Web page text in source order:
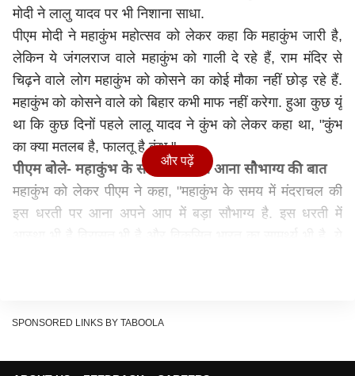
मोदी ने लालु यादव पर भी निशाना साधा.
पीएम मोदी ने महाकुंभ महोत्सव को लेकर कहा कि महाकुंभ जारी है,
लेकिन ये जंगलराज वाले महाकुंभ को गाली दे रहे हैं,राम मंदिरसे
चिढ़ने वाले लोग महाकुंभ को कोसने का कोई मौका नहीं छोड़ रहे हैं.
महाकुंभको कोसने वाले को बिहार कभी माफ नहीं करेगा. हुआ कुछ यूं
था कि कुछ दिनों पहले लालू यादव ने कुंभ को लेकर कहा था, "कुंभ
का क्या मतलब है, फालतू है कुंभ."
पीएम बोले- महाकुंभ के समय मंदराचल आना सौभाग्य की बात
महाकुंभ को लेकर पीएम ने कहा, "महाकुंभ के समय में मंदराचल की
इस धरती पर आना अपने आप में बड़ा सौभाग्य है. इस धरती में
एक और किस्त देश के करोड़ों किसानों भेजने का सौभाग्य मिला है."
और पढ़ें
SPONSORED LINKS BY TABOOLA